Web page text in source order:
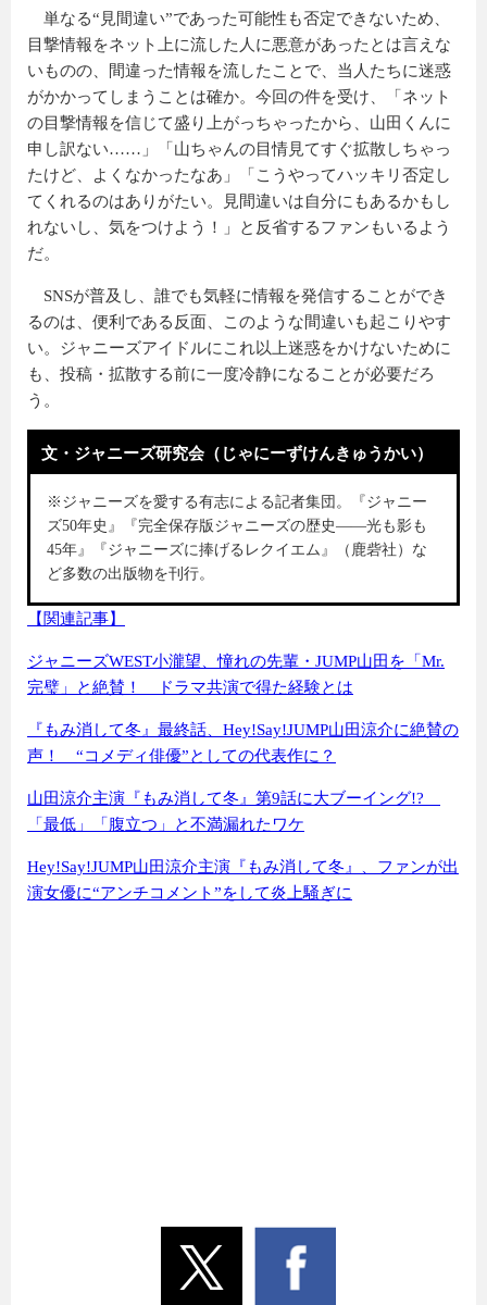
単なる“見間違い”であった可能性も否定できないため、
目撃情報をネット上に流した人に悪意があったとは言えな
いものの、間違った情報を流したことで、当人たちに迷惑
がかかってしまうことは確か。今回の件を受け、「ネット
の目撃情報を信じて盛り上がっちゃったから、山田くんに
申し訳ない……」「山ちゃんの目情見てすぐ拡散しちゃっ
たけど、よくなかったなあ」「こうやってハッキリ否定し
てくれるのはありがたい。見間違いは自分にもあるかもし
れないし、気をつけよう！」と反省するファンもいるよう
だ。
SNSが普及し、誰でも気軽に情報を発信することができ
るのは、便利である反面、このような間違いも起こりやす
い。ジャニーズアイドルにこれ以上迷惑をかけないために
も、投稿・拡散する前に一度冷静になることが必要だろ
う。
文・ジャニーズ研究会（じゃにーずけんきゅうかい）
※ジャニーズを愛する有志による記者集団。『ジャニー
ズ50年史』『完全保存版ジャニーズの歴史――光も影も
45年』『ジャニーズに捧げるレクイエム』（鹿砦社）な
ど多数の出版物を刊行。
【関連記事】
ジャニーズWEST小瀧望、憧れの先輩・JUMP山田を「Mr.
完璧」と絶賛！ ドラマ共演で得た経験とは
『もみ消して冬』最終話、Hey!Say!JUMP山田涼介に絶賛の
声！ “コメディ俳優”としての代表作に？
山田涼介主演『もみ消して冬』第9話に大ブーイング!?
「最低」「腹立つ」と不満漏れたワケ
Hey!Say!JUMP山田涼介主演『もみ消して冬』、ファンが出
演女優に“アンチコメント”をして炎上騒ぎに